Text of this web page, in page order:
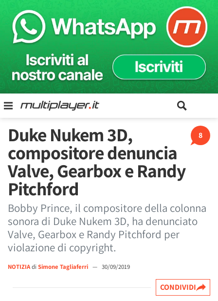
8
Duke Nukem 3D,
compositore denuncia
Valve, Gearbox e Randy
Pitchford
Bobby Prince, il compositore della colonna
sonora di Duke Nukem 3D, ha denunciato
Valve, Gearbox e Randy Pitchford per
violazione di copyright.
NOTIZIAdi Simone Tagliaferri — 30/09/2019
CONDIVIDI